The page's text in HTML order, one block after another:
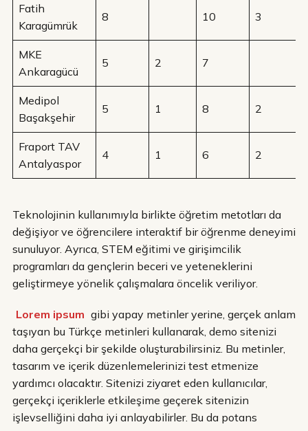
Fatih
Karagümrük
8 10 3
MKE
Ankaragücü
5 2 7
Medipol
Başakşehir
5 1 8 2
Fraport TAV
Antalyaspor
4 1 6 2
Teknolojinin kullanımıyla birlikte öğretim metotları da
değişiyor ve öğrencilere interaktif bir öğrenme deneyimi
sunuluyor. Ayrıca, STEM eğitimi ve girişimcilik
programları da gençlerin beceri ve yeteneklerini
geliştirmeye yönelik çalışmalara öncelik veriliyor.
Lorem ipsum gibi yapay metinler yerine, gerçek anlam
taşıyan bu Türkçe metinleri kullanarak, demo sitenizi
daha gerçekçi bir şekilde oluşturabilirsiniz. Bu metinler,
tasarım ve içerik düzenlemelerinizi test etmenize
yardımcı olacaktır. Sitenizi ziyaret eden kullanıcılar,
gerçekçi içeriklerle etkileşime geçerek sitenizin
işlevselliğini daha iyi anlayabilirler. Bu da potans